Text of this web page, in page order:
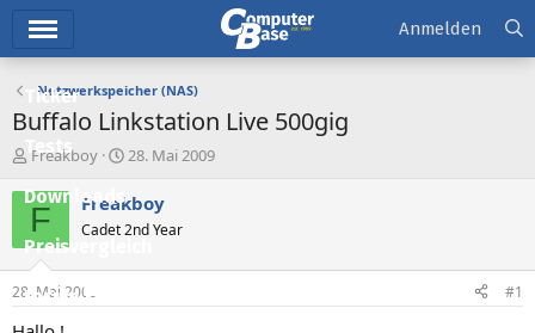
Ticker
Tests
Downloads
Preisvergleich
Forum
Anmelden
Netzwerkspeicher (NAS)
Buffalo Linkstation Live 500gig
E
s
e
e
r
Freakboy
E
s
e
t
28. Mai 2009
F Freakboy
Cadet 2nd Year
28. Mai 2009 #1